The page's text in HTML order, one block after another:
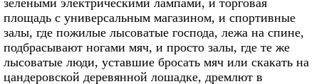
зелеными электрическими лампами, и торговая
площадь с универсальным магазином, и спортивные
залы, где пожилые лысоватые господа, лежа на спине,
подбрасывают ногами мяч, и просто залы, где те же
лысоватые люди, уставшие бросать мяч или скакать на
цандеровской деревянной лошадке, дремлют в